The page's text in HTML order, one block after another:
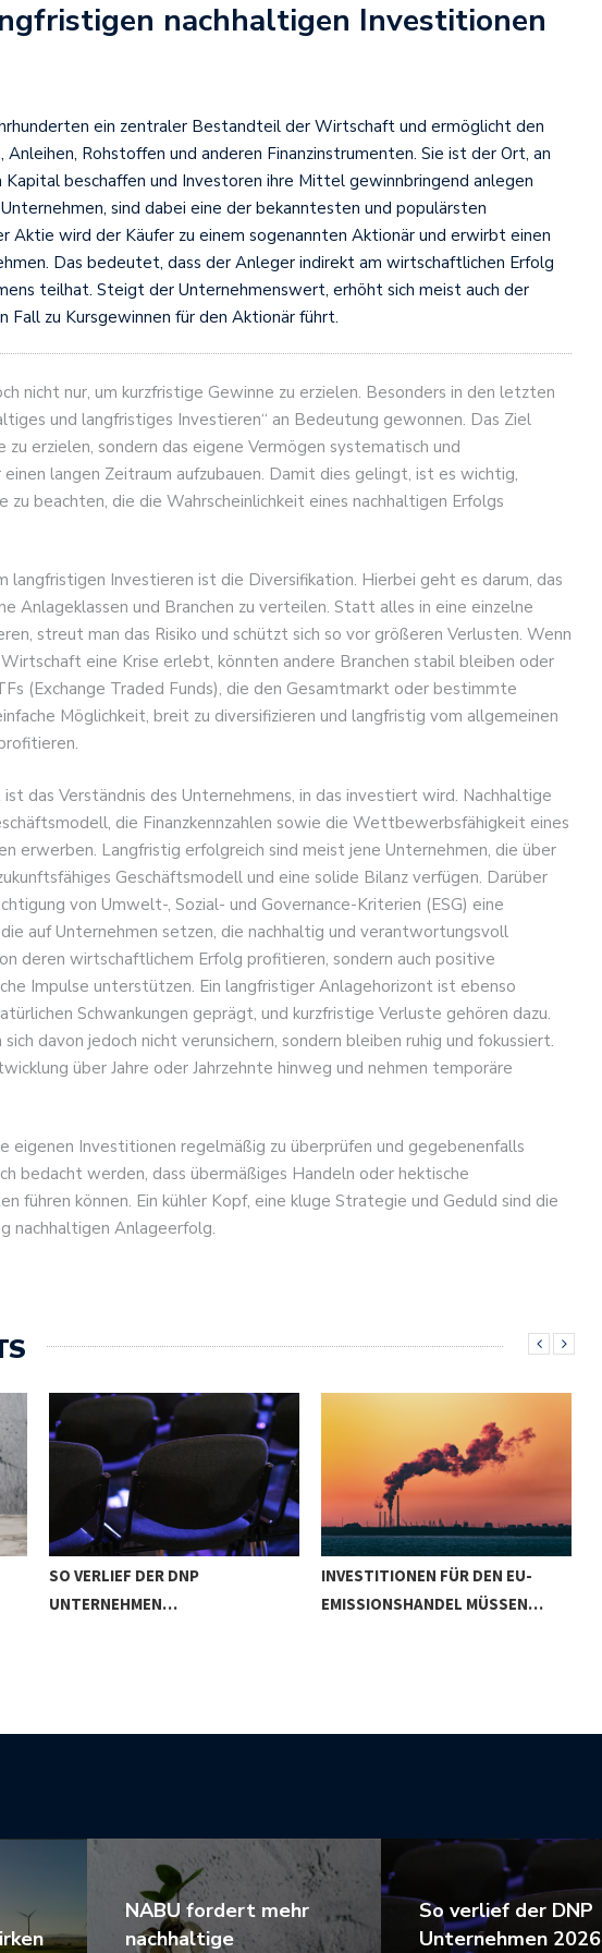
nachhaltigen Investitionen
ein zentraler Bestandteil der Wirtschaft und ermöglicht den
Anleihen, Rohstoffen und anderen Finanzinstrumenten. Sie ist der Ort, an
Kapital beschaffen und Investoren ihre Mittel gewinnbringend anlegen
sind dabei eine der bekanntesten und populärsten
Aktie wird der Käufer zu einem sogenannten Aktionär und erwirbt einen
Das bedeutet, dass der Anleger indirekt am wirtschaftlichen Erfolg
teilhat. Steigt der Unternehmenswert, erhöht sich meist auch der
zu Kursgewinnen für den Aktionär führt.
nicht nur, um kurzfristige Gewinne zu erzielen. Besonders in den letzten
und langfristiges Investieren“ an Bedeutung gewonnen. Das Ziel
erzielen, sondern das eigene Vermögen systematisch und
langen Zeitraum aufzubauen. Damit dies gelingt, ist es wichtig,
beachten, die die Wahrscheinlichkeit eines nachhaltigen Erfolgs
langfristigen Investieren ist die Diversifikation. Hierbei geht es darum, das
Anlageklassen und Branchen zu verteilen. Statt alles in eine einzelne
streut man das Risiko und schützt sich so vor größeren Verlusten. Wenn
eine Krise erlebt, könnten andere Branchen stabil bleiben oder
(Exchange Traded Funds), die den Gesamtmarkt oder bestimmte
Möglichkeit, breit zu diversifizieren und langfristig vom allgemeinen
das Verständnis des Unternehmens, in das investiert wird. Nachhaltige
die Finanzkennzahlen sowie die Wettbewerbsfähigkeit eines
erwerben. Langfristig erfolgreich sind meist jene Unternehmen, die über
Geschäftsmodell und eine solide Bilanz verfügen. Darüber
von Umwelt-, Sozial- und Governance-Kriterien (ESG) eine
auf Unternehmen setzen, die nachhaltig und verantwortungsvoll
deren wirtschaftlichem Erfolg profitieren, sondern auch positive
Impulse unterstützen. Ein langfristiger Anlagehorizont ist ebenso
Schwankungen geprägt, und kurzfristige Verluste gehören dazu.
davon jedoch nicht verunsichern, sondern bleiben ruhig und fokussiert.
über Jahre oder Jahrzehnte hinweg und nehmen temporäre
eigenen Investitionen regelmäßig zu überprüfen und gegebenenfalls
bedacht werden, dass übermäßiges Handeln oder hektische
führen können. Ein kühler Kopf, eine kluge Strategie und Geduld sind die
nachhaltigen Anlageerfolg.
SO VERLIEF DER DNP
UNTERNEHMEN…
INVESTITIONEN FÜR DEN EU-
EMISSIONSHANDEL MÜSSEN…
NABU fordert mehr
nachhaltige
So verlief der DNP
Unternehmen 2026